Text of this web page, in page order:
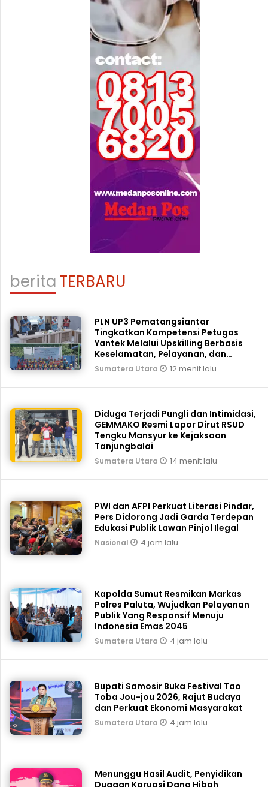
beritaTERBARU
PLN UP3 Pematangsiantar
Tingkatkan Kompetensi Petugas
Yantek Melalui Upskilling Berbasis
Keselamatan, Pelayanan, dan
Keandalan
Sumatera Utara 12 menit lalu
Diduga Terjadi Pungli dan Intimidasi,
GEMMAKO Resmi Lapor Dirut RSUD
Tengku Mansyur ke Kejaksaan
Tanjungbalai
Sumatera Utara 14 menit lalu
PWI dan AFPI Perkuat Literasi Pindar,
Pers Didorong Jadi Garda Terdepan
Edukasi Publik Lawan Pinjol Ilegal
Nasional 4 jam lalu
Kapolda Sumut Resmikan Markas
Polres Paluta, Wujudkan Pelayanan
Publik Yang Responsif Menuju
Indonesia Emas 2045
Sumatera Utara 4 jam lalu
Bupati Samosir Buka Festival Tao
Toba Jou-jou 2026, Rajut Budaya
dan Perkuat Ekonomi Masyarakat
Sumatera Utara 4 jam lalu
Menunggu Hasil Audit, Penyidikan
Dugaan Korupsi Dana Hibah